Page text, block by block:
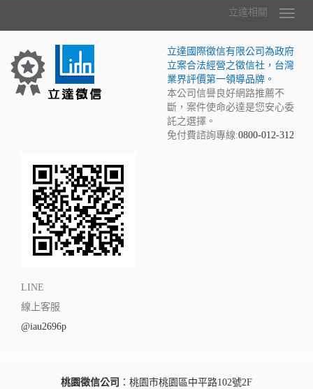
立達相關
立達國際徵信有限公司為政府
立案合法經營之徵信社，台灣
業界評價第一領導品牌。
本公司信譽良好網路推薦不
斷，案件使命必達是您安心委
託之選擇。
免付費諮詢專線:0800-012-312
LINE
線上客服
@iau2696p
桃園徵信公司 ：桃園市桃園區中平路102號2F